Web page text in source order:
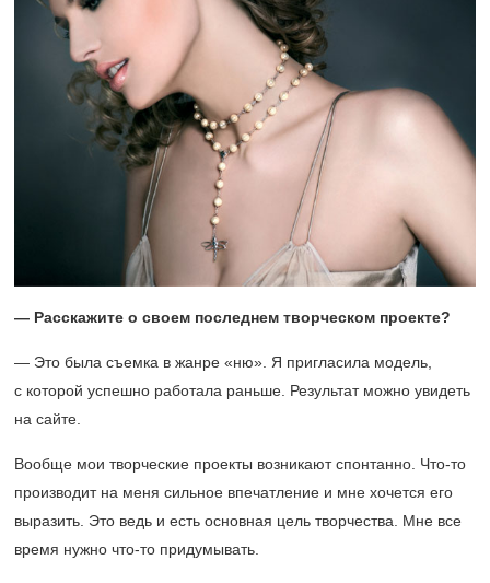
— Расскажите о своем последнем творческом проекте?
— Это была съемка в жанре «ню». Я пригласила модель,
с которой успешно работала раньше. Результат можно увидеть
на сайте.
Вообще мои творческие проекты возникают спонтанно. Что-то
производит на меня сильное впечатление и мне хочется его
выразить. Это ведь и есть основная цель творчества. Мне все
время нужно что-то придумывать.